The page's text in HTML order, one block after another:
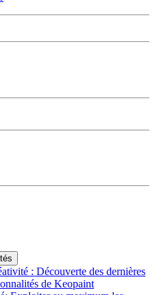
: Découverte des dernières
de Keopaint